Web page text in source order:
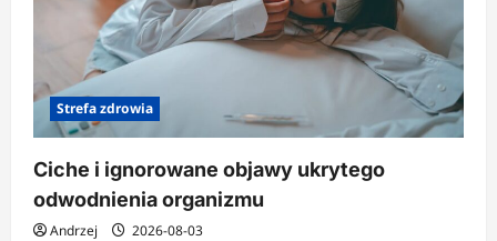
Strefa zdrowia
Ciche i ignorowane objawy ukrytego
odwodnienia organizmu
Andrzej 2026-08-03